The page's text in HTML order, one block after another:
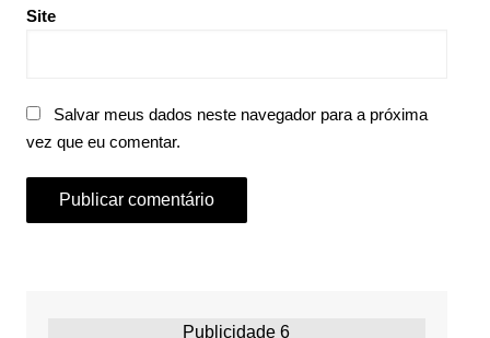
Site
Salvar meus dados neste navegador para a próxima
vez que eu comentar.
Publicidade 6